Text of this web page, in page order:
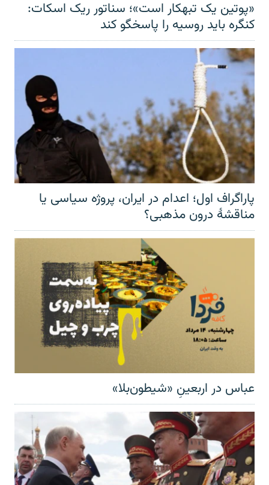
«پوتین یک تبهکار است»؛ سناتور ریک اسکات:
کنگره باید روسیه را پاسخگو کند
پاراگراف اول؛ اعدام در ایران، پروژه سیاسی یا
مناقشهٔ درون مذهبی؟
عباس در اربعینِ «شیطون‌بلا»